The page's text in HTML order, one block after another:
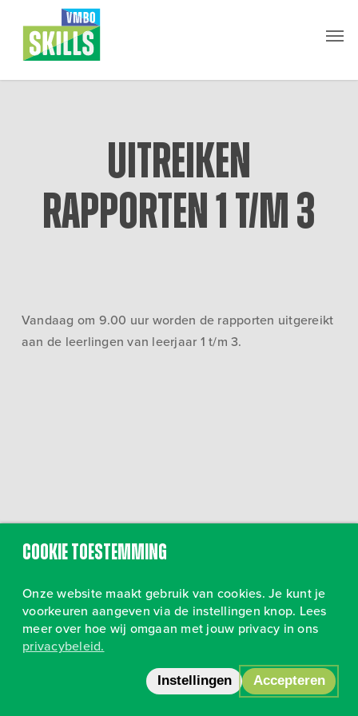
Uitreiken
rapporten 1 t/m 3
Vandaag om 9.00 uur worden de rapporten uitgereikt
aan de leerlingen van leerjaar 1 t/m 3.
Volg ons op Instagram•Privacy
Cookie toestemming
Onze website maakt gebruik van cookies. Je kunt je
voorkeuren aangeven via de instellingen knop. Lees
meer over hoe wij omgaan met jouw privacy in ons
privacybeleid.
Instellingen Accepteren